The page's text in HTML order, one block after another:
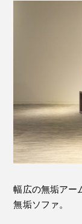
幅広の無垢アー
無垢ソファ。